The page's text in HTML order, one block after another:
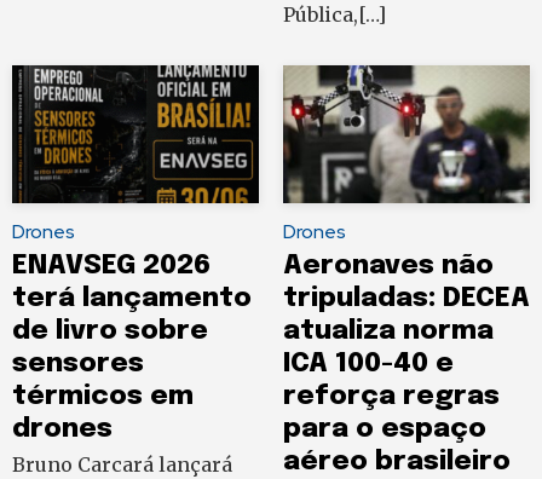
Pública,[…]
Drones
ENAVSEG 2026
terá lançamento
de livro sobre
sensores
térmicos em
drones
Bruno Carcará lançará
Drones
Aeronaves não
tripuladas: DECEA
atualiza norma
ICA 100-40 e
reforça regras
para o espaço
aéreo brasileiro